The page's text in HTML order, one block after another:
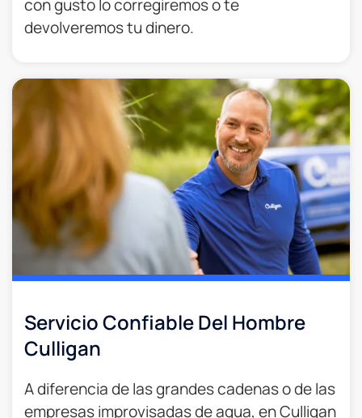
con gusto lo corregiremos o te
devolveremos tu dinero.
Servicio Confiable Del Hombre
Culligan
A diferencia de las grandes cadenas o de las
empresas improvisadas de agua, en Culligan